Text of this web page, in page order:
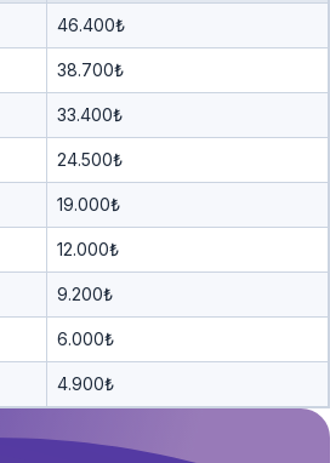
46.400₺
38.700₺
33.400₺
24.500₺
19.000₺
12.000₺
9.200₺
6.000₺
4.900₺